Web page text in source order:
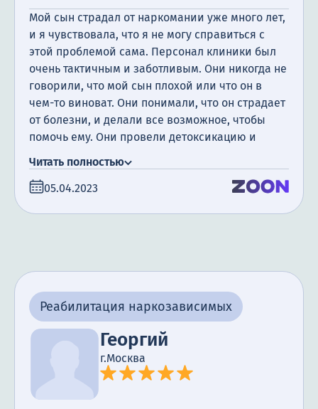
Мой сын страдал от наркомании уже много лет,
и я чувствовала, что я не могу справиться с
этой проблемой сама. Персонал клиники был
очень тактичным и заботливым. Они никогда не
говорили, что мой сын плохой или что он в
чем-то виноват. Они понимали, что он страдает
от болезни, и делали все возможное, чтобы
помочь ему. Они провели детоксикацию и
он продолжит употреблять наркотики.
Особенно я хотела бы отметить психиатра
невероятно счастлива. Я вижу, что он
решительный в своем поведении и словах, и
знаю, что это благодаря помощи и поддержке
этой клиники. Спасибо!
Читать полностью
05.04.2023
Реабилитация наркозависимых
Георгий
г.Москва